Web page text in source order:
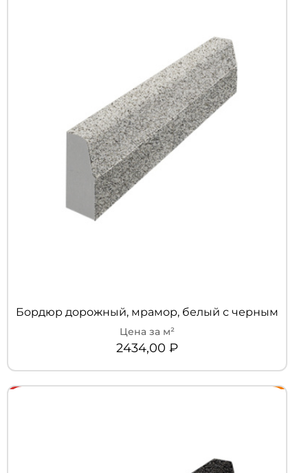
Бордюр дорожный, мрамор, белый с черным
2434,00 ₽